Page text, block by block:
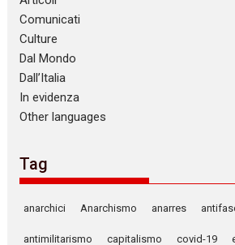
Comunicati
Culture
Dal Mondo
Dall’Italia
In evidenza
Other languages
Tag
anarchici Anarchismo anarres
antimilitarismo capitalismo covid-19